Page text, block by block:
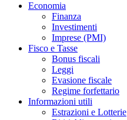
Economia
Finanza
Investimenti
Imprese (PMI)
Fisco e Tasse
Bonus fiscali
Leggi
Evasione fiscale
Regime forfettario
Informazioni utili
Estrazioni e Lotterie